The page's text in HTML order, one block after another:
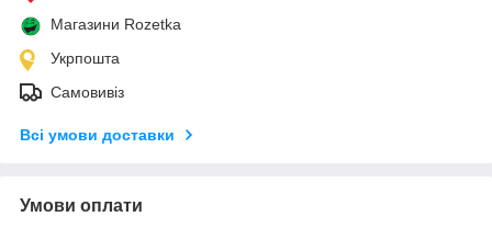
Магазини Rozetka
Укрпошта
Самовивіз
Всі умови доставки
Умови оплати